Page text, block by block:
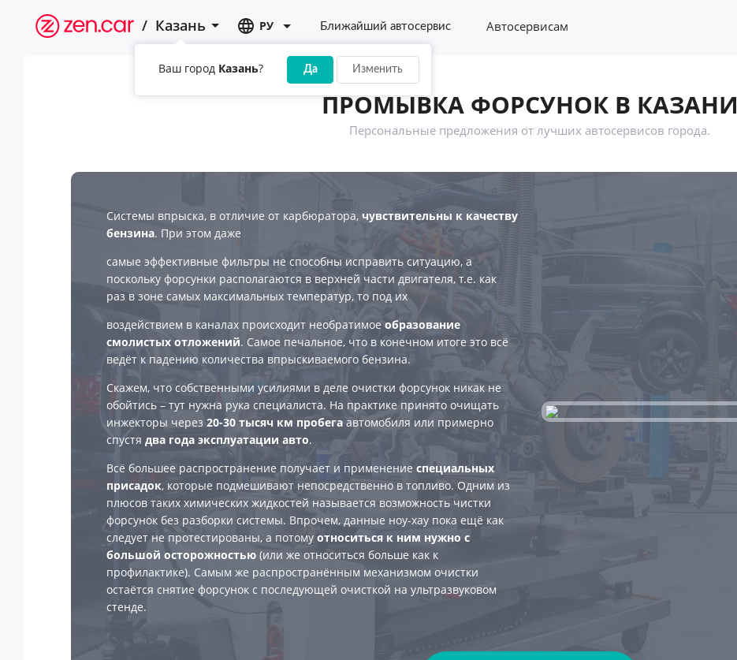
/ Казань
Ваш город Казань? Да Изменить
РУ Ближайший автосервис Автосервисам
ПРОМЫВКА ФОРСУНОК В КАЗАНИ
Персональные предложения от лучших автосервисов города.
Системы впрыска, в отличие от карбюратора, чувствительны к качеству
бензина. При этом даже
самые эффективные фильтры не способны исправить ситуацию, а
поскольку форсунки располагаются в верхней части двигателя, т.е. как
раз в зоне самых максимальных температур, то под их
воздействием в каналах происходит необратимое образование
смолистых отложений. Самое печальное, что в конечном итоге это всё
ведёт к падению количества впрыскиваемого бензина.
Скажем, что собственными усилиями в деле очистки форсунок никак не
обойтись – тут нужна рука специалиста. На практике принято очищать
инжекторы через 20-30 тысяч км пробега автомобиля или примерно
спустя два года эксплуатации авто.
Всё большее распространение получает и применение специальных
присадок, которые подмешивают непосредственно в топливо. Одним из
плюсов таких химических жидкостей называется возможность чистки
форсунок без разборки системы. Впрочем, данные ноу-хау пока ещё как
следует не протестированы, а потому относиться к ним нужно с
большой осторожностью (или же относиться больше как к
профилактике). Самым же распространённым механизмом очистки
остаётся снятие форсунок с последующей очисткой на ультразвуковом
стенде.